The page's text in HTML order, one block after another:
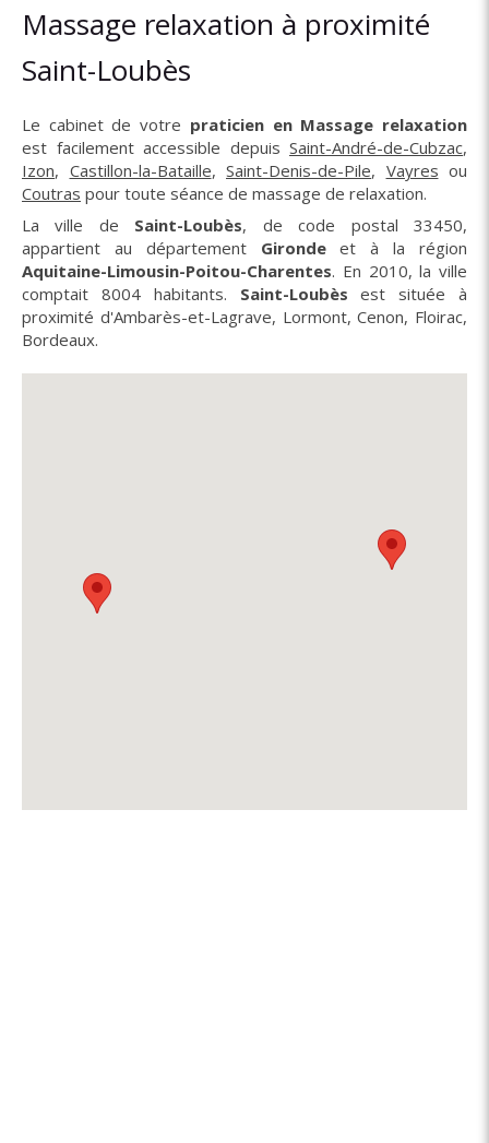
Massage relaxation à proximité
Saint-Loubès
Le cabinet de votre praticien en Massage relaxation
est facilement accessible depuis Saint-André-de-Cubzac,
Izon, Castillon-la-Bataille, Saint-Denis-de-Pile, Vayres ou
Coutras pour toute séance de massage de relaxation.
La ville de Saint-Loubès, de code postal 33450,
appartient au département Girondeet à la région
Aquitaine-Limousin-Poitou-Charentes. En 2010, la ville
comptait 8004 habitants. Saint-Loubès est située à
proximité d'Ambarès-et-Lagrave, Lormont, Cenon, Floirac,
Bordeaux.